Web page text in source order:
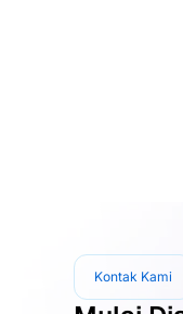
Kontak Kami